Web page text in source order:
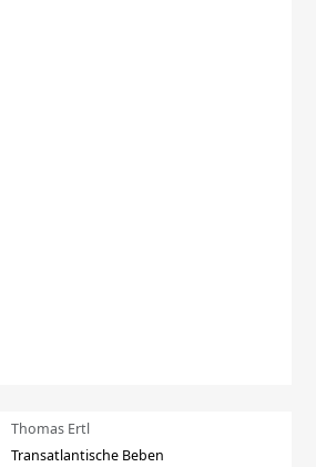
Thomas Ertl
Transatlantische Beben